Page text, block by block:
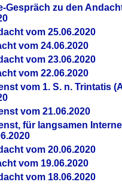
Gespräch zu den
vom 25.06.2020
vom 24.06.2020
vom 23.06.2020
vom 22.06.2020
vom 1. S. n. Trintatis
vom 21.06.2020
für langsamen
vom 20.06.2020
vom 19.06.2020
vom 18.06.2020